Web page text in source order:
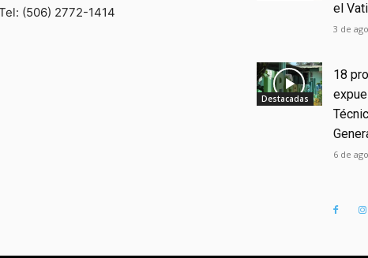
(506) 2772-1414
el
3 de
Destacadas
18
6 de